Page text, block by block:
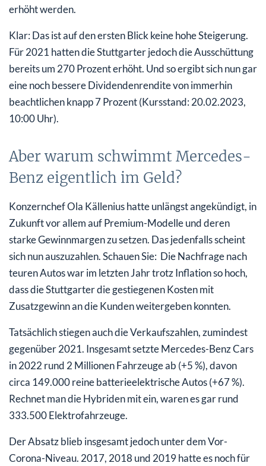
erhöht werden.
Klar: Das ist auf den ersten Blick keine hohe Steigerung.
Für 2021 hatten die Stuttgarter jedoch die Ausschüttung
bereits um 270 Prozent erhöht. Und so ergibt sich nun gar
eine noch bessere Dividendenrendite von immerhin
beachtlichen knapp 7 Prozent (Kursstand: 20.02.2023,
10:00 Uhr).
Aber warum schwimmt Mercedes-
Benz eigentlich im Geld?
Konzernchef Ola Källenius hatte unlängst angekündigt, in
Zukunft vor allem auf Premium-Modelle und deren
starke Gewinnmargen zu setzen. Das jedenfalls scheint
sich nun auszuzahlen. Schauen Sie: Die Nachfrage nach
teuren Autos war im letzten Jahr trotz Inflation so hoch,
dass die Stuttgarter die gestiegenen Kosten mit
Zusatzgewinn an die Kunden weitergeben konnten.
Tatsächlich stiegen auch die Verkaufszahlen, zumindest
gegenüber 2021. Insgesamt setzte Mercedes-Benz Cars
in 2022 rund 2 Millionen Fahrzeuge ab (+5 %), davon
circa 149.000 reine batterieelektrische Autos (+67 %).
Rechnet man die Hybriden mit ein, waren es gar rund
333.500 Elektrofahrzeuge.
Der Absatz blieb insgesamt jedoch unter dem Vor-
Corona-Niveau. 2017, 2018 und 2019 hatte es noch für